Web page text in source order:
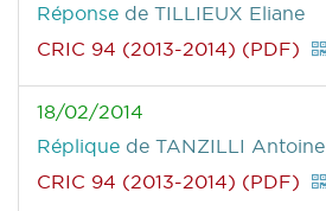
Réponse de TILLIEUX Eliane
CRIC 94 (2013-2014) (PDF)
18/02/2014
Réplique de TANZILLI Antoine
CRIC 94 (2013-2014) (PDF)